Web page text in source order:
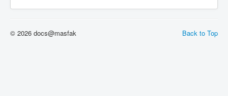
Back to Top
© 2026 docs@masfak